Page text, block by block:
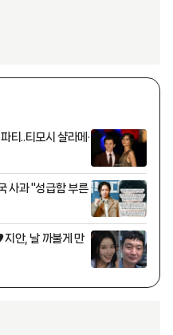
티..티모시 샬라메·
사과 "성급함 부른
안, 날 까불게 만